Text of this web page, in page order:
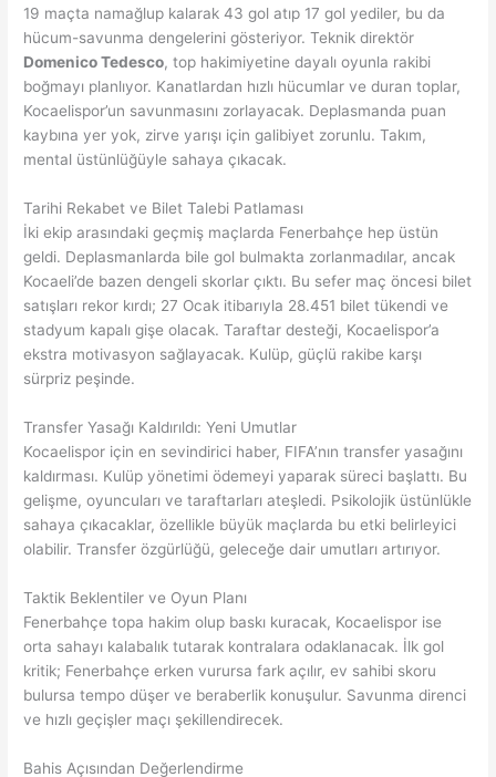
19 maçta namağlup kalarak 43 gol atıp 17 gol yediler, bu da
hücum-savunma dengelerini gösteriyor. Teknik direktör
Domenico Tedesco, top hakimiyetine dayalı oyunla rakibi
boğmayı planlıyor. Kanatlardan hızlı hücumlar ve duran toplar,
Kocaelispor’un savunmasını zorlayacak. Deplasmanda puan
kaybına yer yok, zirve yarışı için galibiyet zorunlu. Takım,
mental üstünlüğüyle sahaya çıkacak.
Tarihi Rekabet ve Bilet Talebi Patlaması
İki ekip arasındaki geçmiş maçlarda Fenerbahçe hep üstün
geldi. Deplasmanlarda bile gol bulmakta zorlanmadılar, ancak
Kocaeli’de bazen dengeli skorlar çıktı. Bu sefer maç öncesi bilet
satışları rekor kırdı; 27 Ocak itibarıyla 28.451 bilet tükendi ve
stadyum kapalı gişe olacak. Taraftar desteği, Kocaelispor’a
ekstra motivasyon sağlayacak. Kulüp, güçlü rakibe karşı
sürpriz peşinde.
Transfer Yasağı Kaldırıldı: Yeni Umutlar
Kocaelispor için en sevindirici haber, FIFA’nın transfer yasağını
kaldırması. Kulüp yönetimi ödemeyi yaparak süreci başlattı. Bu
gelişme, oyuncuları ve taraftarları ateşledi. Psikolojik üstünlükle
sahaya çıkacaklar, özellikle büyük maçlarda bu etki belirleyici
olabilir. Transfer özgürlüğü, geleceğe dair umutları artırıyor.
Taktik Beklentiler ve Oyun Planı
Fenerbahçe topa hakim olup baskı kuracak, Kocaelispor ise
orta sahayı kalabalık tutarak kontralara odaklanacak. İlk gol
kritik; Fenerbahçe erken vurursa fark açılır, ev sahibi skoru
bulursa tempo düşer ve beraberlik konuşulur. Savunma direnci
ve hızlı geçişler maçı şekillendirecek.
Bahis Açısından Değerlendirme